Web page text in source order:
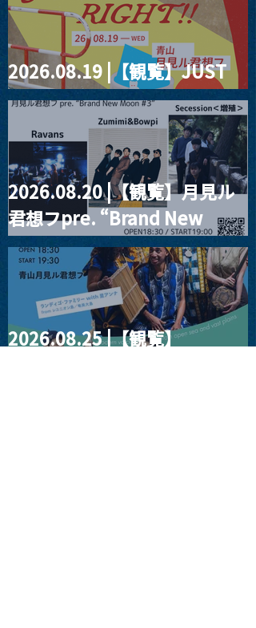
2026.08.19 |【観覧】JUST
RIGHT!! vol.27
2026.08.20 |【観覧】月見ル
君想フpre. “Brand New
Moon #3”
2026.08.25 |【観覧】